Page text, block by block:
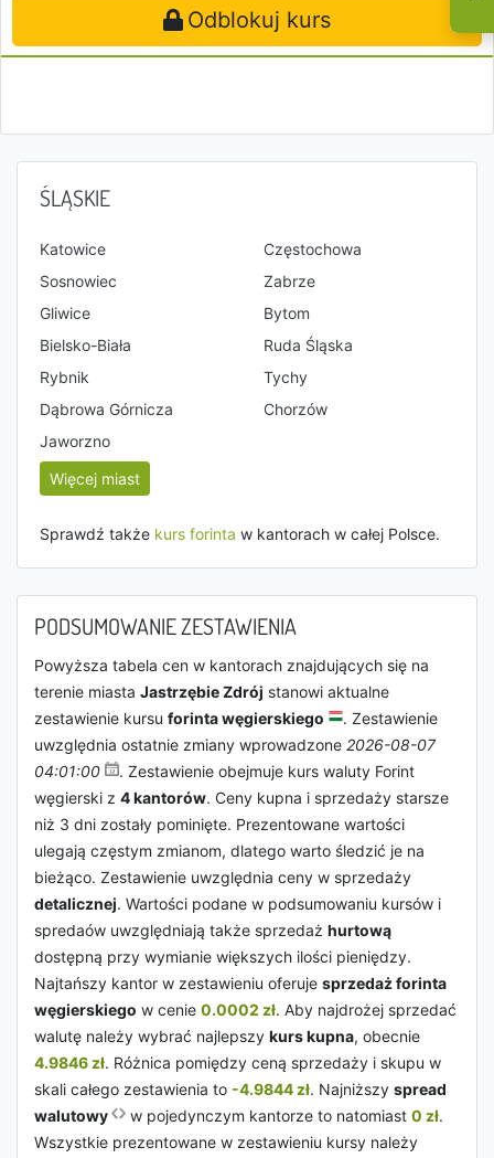
Odblokuj kurs
ŚLĄSKIE
Katowice
Częstochowa
Sosnowiec
Zabrze
Gliwice
Bytom
Bielsko-Biała
Ruda Śląska
Rybnik
Tychy
Dąbrowa Górnicza
Chorzów
Jaworzno
Więcej miast
Sprawdź także kurs forinta w kantorach w całej Polsce.
PODSUMOWANIE ZESTAWIENIA
Powyższa tabela cen w kantorach znajdujących się na
terenie miasta Jastrzębie Zdrój stanowi aktualne
zestawienie kursu forinta węgierskiego
. Zestawienie
uwzględnia ostatnie zmiany wprowadzone 2026-08-07
04:01:00
. Zestawienie obejmuje kurs waluty Forint
węgierski z 4 kantorów. Ceny kupna i sprzedaży starsze
niż 3 dni zostały pominięte. Prezentowane wartości
ulegają częstym zmianom, dlatego warto śledzić je na
bieżąco. Zestawienie uwzględnia ceny w sprzedaży
detalicznej. Wartości podane w podsumowaniu kursów i
spredaów uwzględniają także sprzedaż hurtową
dostępną przy wymianie większych ilości pieniędzy.
Najtańszy kantor w zestawieniu oferuje sprzedaż forinta
węgierskiego w cenie 0.0002 zł. Aby najdrożej sprzedać
walutę należy wybrać najlepszy kurs kupna, obecnie
4.9846 zł. Różnica pomiędzy ceną sprzedaży i skupu w
skali całego zestawienia to -4.9844 zł. Najniższy spread
walutowy
w pojedynczym kantorze to natomiast 0 zł.
Wszystkie prezentowane w zestawieniu kursy należy